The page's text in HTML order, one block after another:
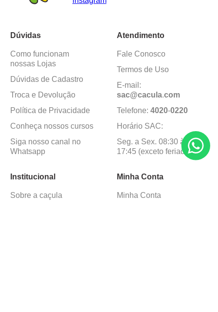
Dúvidas
Como funcionam
nossas Lojas
Dúvidas de Cadastro
Troca e Devolução
Política de Privacidade
Conheça nossos cursos
Siga nosso canal no
Whatsapp
Atendimento
Fale Conosco
Termos de Uso
E-mail:
sac@cacula.com
Telefone: 4020-0220
Horário SAC:
Seg. a Sex. 08:30 às
17:45 (exceto feriados)
Institucional
Sobre a caçula
Minha Conta
Minha Conta